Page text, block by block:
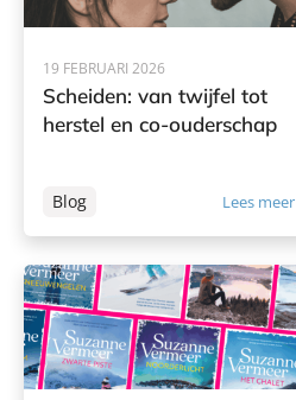
19 FEBRUARI 2026
Scheiden: van twijfel tot
herstel en co-ouderschap
Blog Lees meer